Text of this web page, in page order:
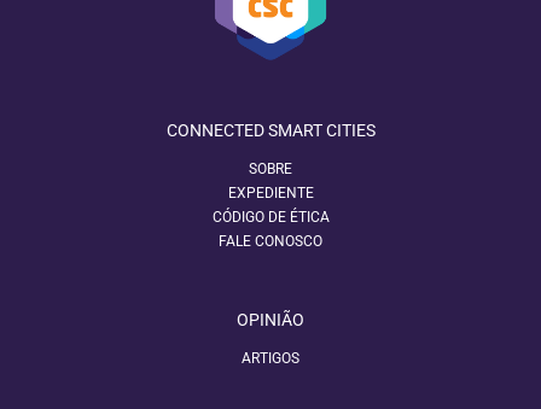
CONNECTED SMART CITIES
SOBRE
EXPEDIENTE
CÓDIGO DE ÉTICA
FALE CONOSCO
OPINIÃO
ARTIGOS